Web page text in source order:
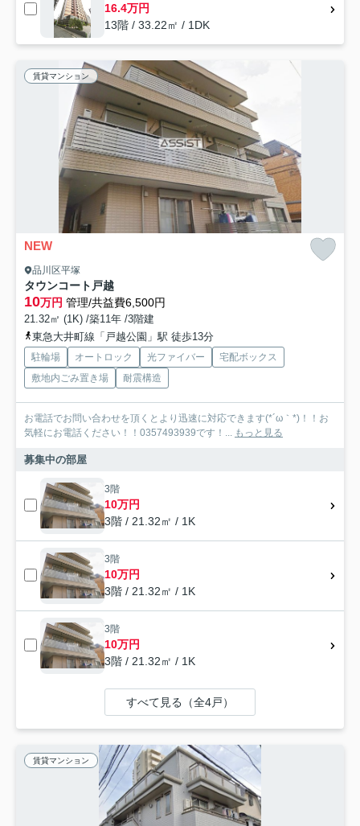
16.4万円
13階 / 33.22㎡ / 1DK
賃貸マンション
NEW
品川区平塚
タウンコート戸越
10万円 管理/共益費6,500円
21.32㎡ (1K) /築11年 /3階建
東急大井町線「戸越公園」駅 徒歩13分
駐輪場 オートロック 光ファイバー
宅配ボックス
敷地内ごみ置き場
耐震構造
お電話でお問い合わせを頂くとより迅速に対応できます(*´ω｀*)！！お
気軽にお電話ください！！0357493939です！...
もっと見る
募集中の部屋
3階
10万円
3階 / 21.32㎡ / 1K
3階
10万円
3階 / 21.32㎡ / 1K
3階
10万円
3階 / 21.32㎡ / 1K
すべて見る（全4戸）
賃貸マンション